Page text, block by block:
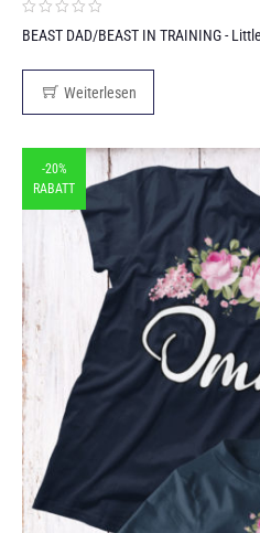
BEAST DAD/BEAST IN TRAINING -
Weiterlesen
-20%
RABATT